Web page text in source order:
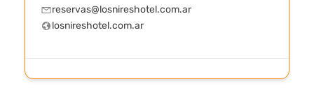
reservas@losnireshotel.com.ar
losnireshotel.com.ar